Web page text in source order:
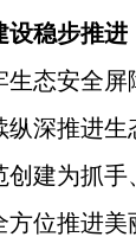
设稳步推进
生态安全
纵深推进
创建为抓
方位推进